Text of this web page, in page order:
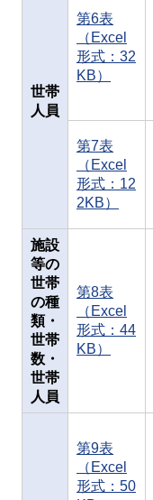
世帯
人員
第6表
（Excel
形式：32
KB）
第7表
（Excel
形式：12
2KB）
施設
等の
世帯
の種
類・
世帯
数・
世帯
人員
第8表
（Excel
形式：44
KB）
第9表
（Excel
形式：50